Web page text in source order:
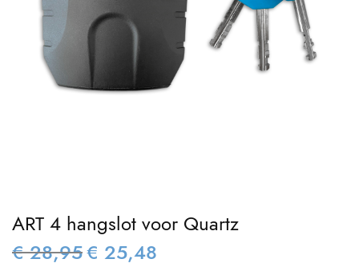
ART 4 hangslot voor Quartz
€28,95 Oorspronkelijke
€ 25,48